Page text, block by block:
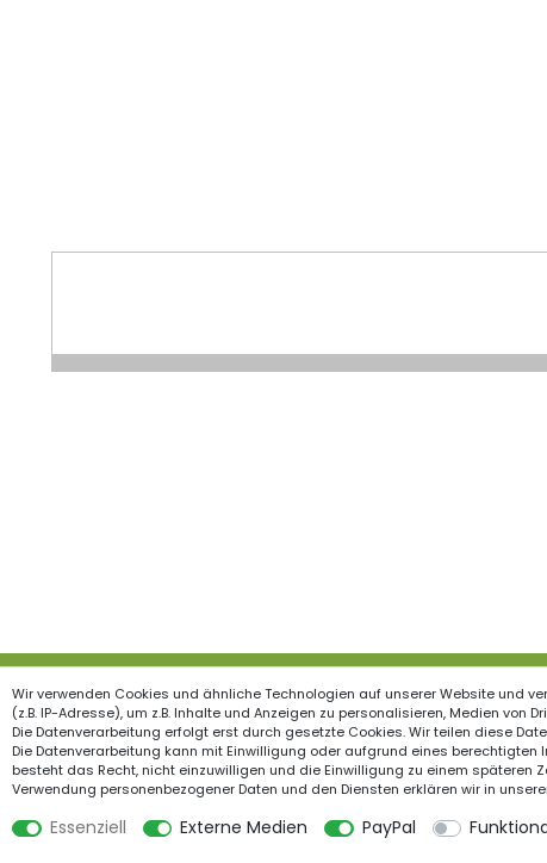
Wir verwenden Cookies und ähnliche Technologien auf unserer Website und
(z.B. IP-Adresse), um z.B. Inhalte und Anzeigen zu personalisieren, Medien
Die Datenverarbeitung erfolgt erst durch gesetzte Cookies. Wir teilen diese
Die Datenverarbeitung kann mit Einwilligung oder aufgrund eines
besteht das Recht, nicht einzuwilligen und die Einwilligung zu einem späteren
Verwendung personenbezogener Daten und den Diensten erklären wir in
Essenziell Externe Medien PayPal
Produkte
Garten & Wohndekorationen
Holzzäune
Gartenstege
AGB